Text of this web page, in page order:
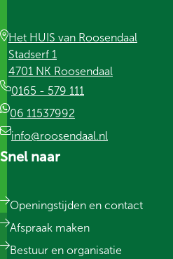
Het HUIS van Roosendaal
Stadserf 1
4701 NK Roosendaal
0165 - 579 111
06 11537992
info@roosendaal.nl
Snel naar
Openingstijden en contact
Afspraak maken
Bestuur en organisatie